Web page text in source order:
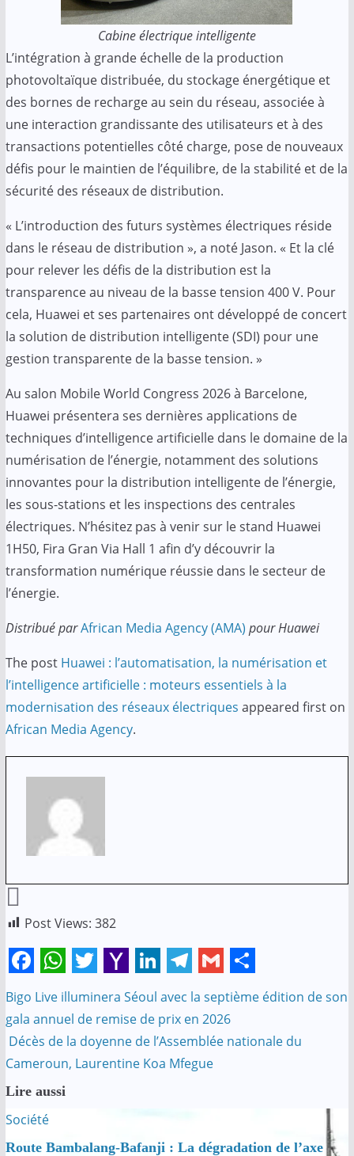
Cabine électrique intelligente
L’intégration à grande échelle de la production
photovoltaïque distribuée, du stockage énergétique et
des bornes de recharge au sein du réseau, associée à
une interaction grandissante des utilisateurs et à des
transactions potentielles côté charge, pose de nouveaux
défis pour le maintien de l’équilibre, de la stabilité et de la
sécurité des réseaux de distribution.
« L’introduction des futurs systèmes électriques réside
dans le réseau de distribution », a noté Jason. « Et la clé
pour relever les défis de la distribution est la
transparence au niveau de la basse tension 400 V. Pour
cela, Huawei et ses partenaires ont développé de concert
la solution de distribution intelligente (SDI) pour une
gestion transparente de la basse tension. »
Au salon Mobile World Congress 2026 à Barcelone,
Huawei présentera ses dernières applications de
techniques d’intelligence artificielle dans le domaine de la
numérisation de l’énergie, notamment des solutions
innovantes pour la distribution intelligente de l’énergie,
les sous-stations et les inspections des centrales
électriques. N’hésitez pas à venir sur le stand Huawei
1H50, Fira Gran Via Hall 1 afin d’y découvrir la
transformation numérique réussie dans le secteur de
l’énergie.
Distribué parAfrican Media Agency (AMA) pour Huawei
The post Huawei : l’automatisation, la numérisation et
l’intelligence artificielle : moteurs essentiels à la
modernisation des réseaux électriques appeared first on
African Media Agency.
Post Views: 382
F
a
c
e
b
o
o
W
h
a
t
s
A
p
T
w
i
t
r
Y
a
h
o
a
L
i
n
k
I
T
e
l
e
a
G
m
a
i
S
h
a
Navigation
de
l’article
Bigo Live illuminera Séoul avec la septième édition de son
gala annuel de remise de prix en 2026
Décès de la doyenne de l’Assemblée nationale du
Cameroun, Laurentine Koa Mfegue
Lire aussi
Société
Route Bambalang-Bafanji : La dégradation de l’axe